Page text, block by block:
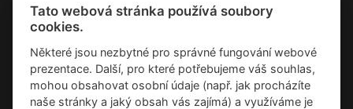
Tato webová stránka používá soubory
cookies.
Některé jsou nezbytné pro správné fungování webové
prezentace. Další, pro které potřebujeme váš souhlas,
mohou obsahovat osobní údaje (např. jak procházíte
naše stránky a jaký obsah vás zajímá) a využíváme je